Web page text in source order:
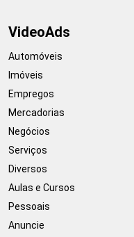
VideoAds
Automóveis
Imóveis
Empregos
Mercadorias
Negócios
Serviços
Diversos
Aulas e Cursos
Pessoais
Anuncie